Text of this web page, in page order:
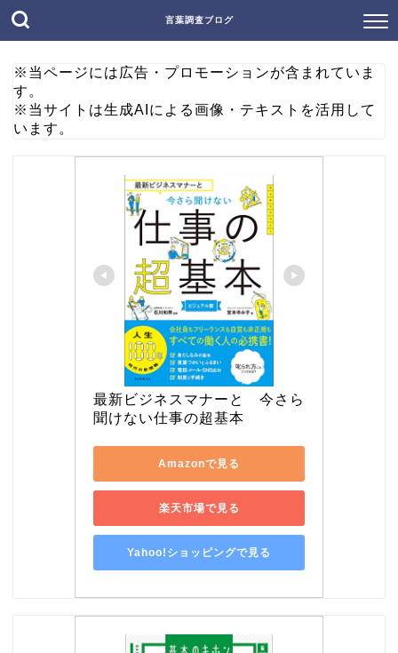
言葉調査ブログ
※当ページには広告・プロモーションが含まれていま
す。
※当サイトは生成AIによる画像・テキストを活用して
います。
最新ビジネスマナーと　今さら
聞けない仕事の超基本
Amazonで見る
楽天市場で見る
Yahoo!ショッピングで見る